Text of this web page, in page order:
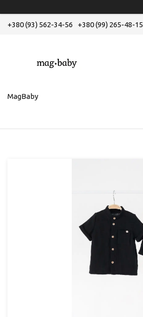
+380 (93) 562-34-56 +380 (99) 265-48-15
MagBaby